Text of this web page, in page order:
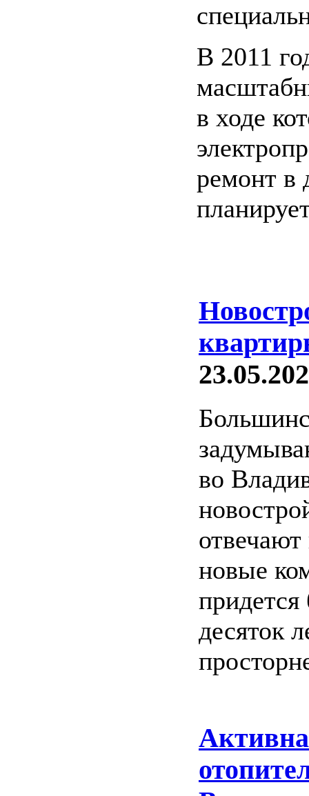
В 2011
в ходе
ремонт в
во
новые
десяток